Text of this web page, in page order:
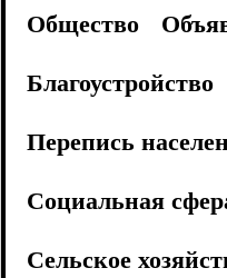
Общество
Благоустройство
Перепись
Социальная
Сельское